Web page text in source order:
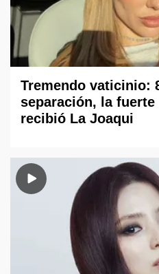
Tremendo vaticinio:
separación, la
recibió La Joaqui